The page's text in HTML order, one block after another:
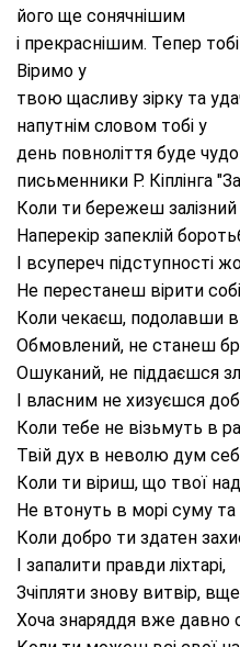
його ще сонячнішим
і прекраснішим. Тепер
Віримо у
твою щасливу зірку та
напутнім словом тобі у
день повноліття буде
письменники Р. Кіплінга
Коли ти бережеш залізний
Наперекір запеклій
І всупереч підступності
Не перестанеш вірити
Коли чекаєш, подолавши
Обмовлений, не станеш
Ошуканий, не піддаєшся
І власним не хизуєшся
Коли тебе не візьмуть в
Твій дух в неволю дум
Коли ти віриш, що твої
Не втонуть в морі суму
Коли добро ти здатен
І запалити правди ліхтарі,
Зчіпляти знову витвір,
Хоча знаряддя вже давно